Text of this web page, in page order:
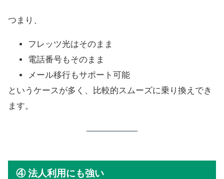
つまり、
フレッツ光はそのまま
電話番号もそのまま
メール移行もサポート可能
というケースが多く、比較的スムーズに乗り換えでき
ます。
④ 法人利用にも強い